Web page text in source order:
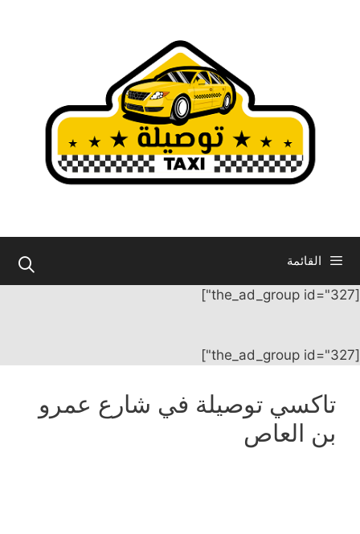
القائمة
[the_ad_group id="327"]
[the_ad_group id="327"]
تاكسي توصيلة في شارع عمرو
بن العاص